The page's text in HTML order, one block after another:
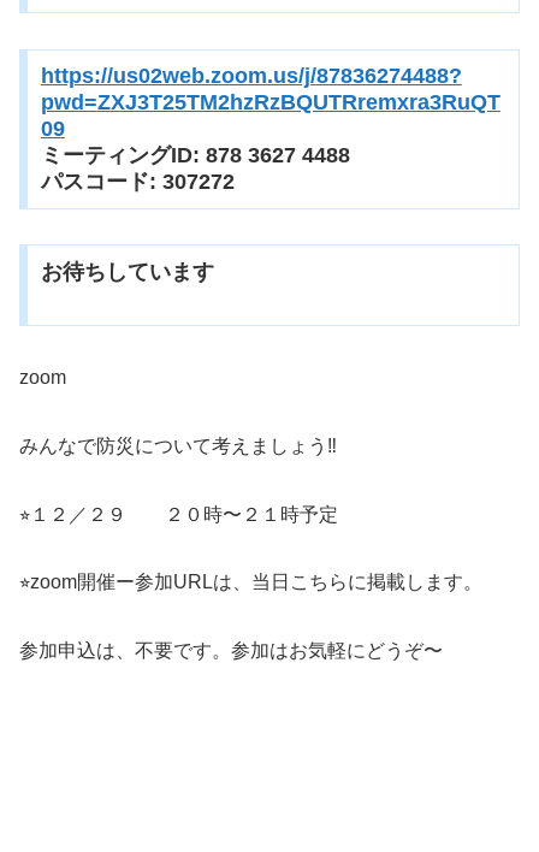
https://us02web.zoom.us/j/87836274488?
pwd=ZXJ3T25TM2hzRzBQUTRremxra3RuQT
09
ミーティングID: 878 3627 4488
パスコード: 307272
お待ちしています
zoom
みんなで防災について考えましょう‼️
⭐︎１２／２９ ２０時〜２１時予定
⭐︎zoom開催ー参加URLは、当日こちらに掲載します。
参加申込は、不要です。参加はお気軽にどうぞ〜